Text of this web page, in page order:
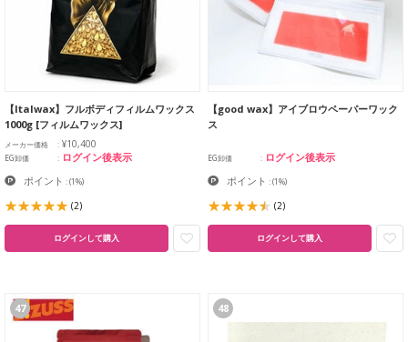
【Italwax】フルボディフィルムワックス
1000g [フィルムワックス]
メーカー価格 ¥10,400
EG卸価 ログイン後表示
ポイント :(1%)
(2)
ログインして購入
【good wax】アイブロウペーパーワック
ス
EG卸価 ログイン後表示
ポイント :(1%)
(2)
ログインして購入
47 48